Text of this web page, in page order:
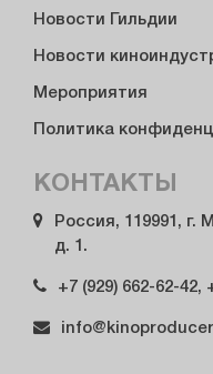
Новости Гильдии
Новости
Мероприятия
Политика
КОНТАКТЫ
Россия, 119991,
д. 1.
+7 (929) 662-62-42,